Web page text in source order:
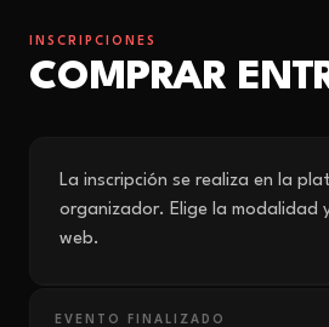
INSCRIPCIONES
COMPRAR
La inscripción se realiza en la
organizador. Elige la modalidad
web.
EVENTO FINALIZADO